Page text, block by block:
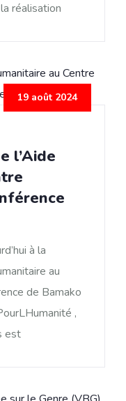
réalisation
19 août 2024
l’Aide
à la
au
de Bamako
,
est